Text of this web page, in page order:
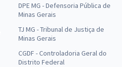
DPE MG - Defensoria Pública de
Minas Gerais
TJ MG - Tribunal de Justiça de
Minas Gerais
CGDF - Controladoria Geral do
Distrito Federal